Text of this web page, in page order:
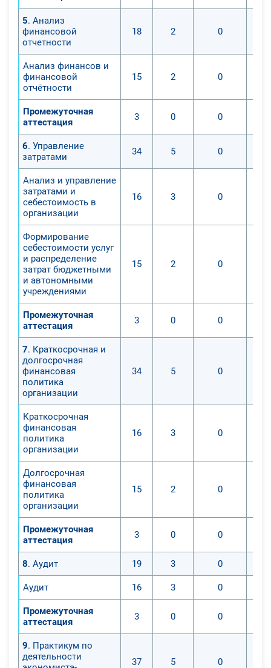
производства продукции.
курс профессиональной
переподготовки «Специфика
аналитика производственно-
хозяйственной деятельности
деятельности организации – это
работу по повышению
эффективности деятельности
предприятия (организации).
одно из наиболее престижных
направлений подготовки: оно дает
спектр знаний и умений в сфере
организации, общего менеджмента.
5. Анализ
финансовой
отчетности
18 2 0
Анализ финансов и
финансовой
отчётности
15 2 0
Промежуточная
аттестация
3 0 0
6. Управление
затратами
34 5 0
Анализ и управление
затратами и
себестоимость в
организации
16 3 0
Формирование
себестоимости услуг
и распределение
затрат бюджетными
и автономными
учреждениями
15 2 0
Промежуточная
аттестация
3 0 0
7. Краткосрочная и
долгосрочная
финансовая
политика
организации
34 5 0
Краткосрочная
финансовая
политика
организации
16 3 0
Долгосрочная
финансовая
политика
организации
15 2 0
Промежуточная
аттестация
3 0 0
8. Аудит 19 3 0
Аудит 16 3 0
Промежуточная
аттестация
3 0 0
9. Практикум по
деятельности
37 5 0